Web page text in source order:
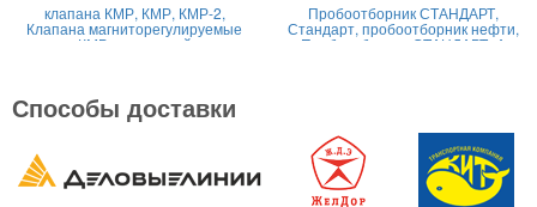
клапана КМР, КМР, КМР-2,
Клапана магниторегулируемые
КМР жидкостной
Пробоотборник СТАНДАРТ,
Стандарт, пробоотборник нефти,
Пробоотборник СТАНДАРТ -А
Способы доставки